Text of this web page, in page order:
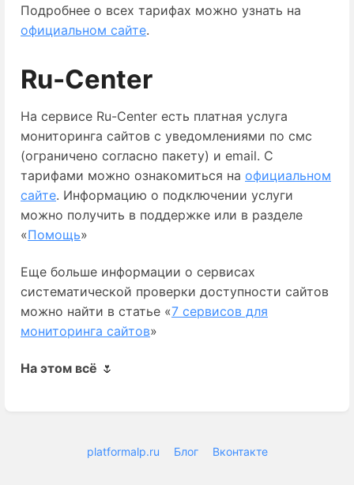
официальном сайте.
Ru-Center
На сервисе Ru-Center есть платная услуга
мониторинга сайтов с уведомлениями по смс
(ограничено согласно пакету) и email. С
тарифами можно ознакомиться на официальном
сайте. Информацию о подключении услуги
можно получить в поддержке или в разделе
«Помощь»
Еще больше информации о сервисах
систематической проверки доступности сайтов
можно найти в статье «7 сервисов для
мониторинга сайтов»
На этом всё 🌷
platformalp.ru Блог Вконтакте